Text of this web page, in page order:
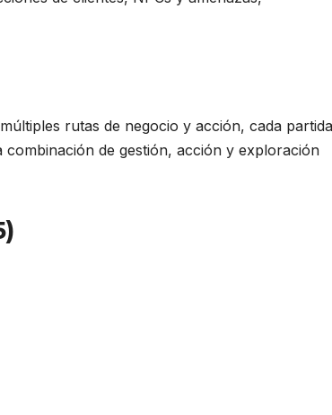
rutas de negocio y acción, cada partida
de gestión, acción y exploración